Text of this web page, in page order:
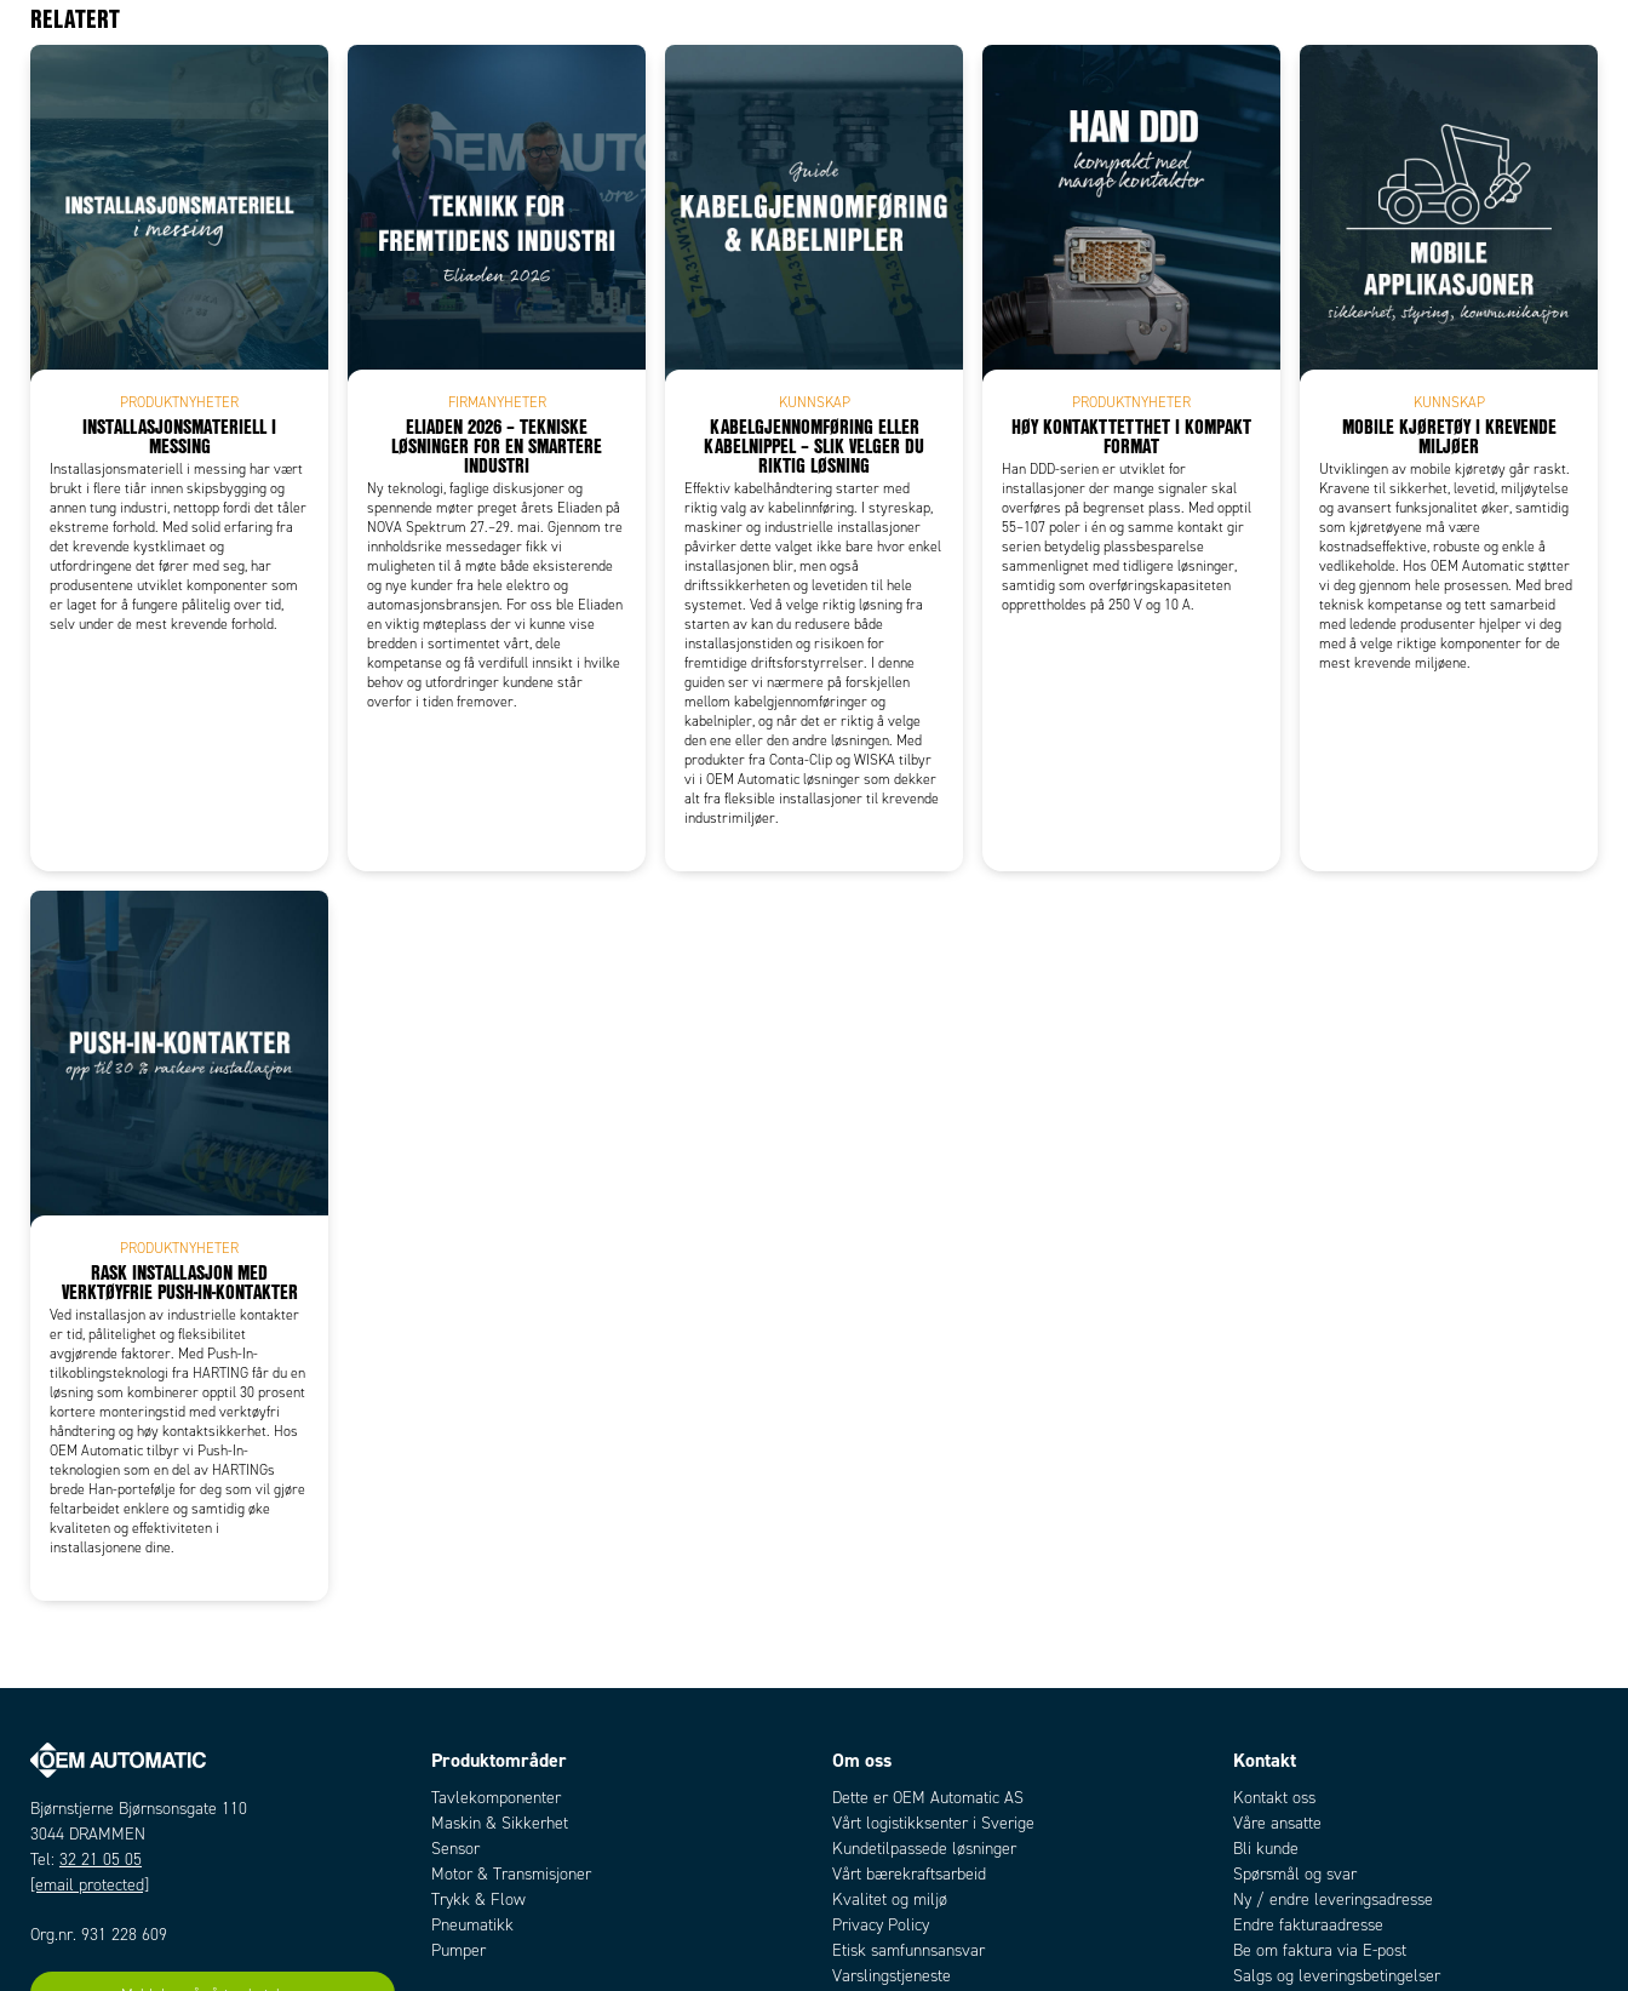
Add to existing cart row Add as new cart row
RELATERT
PRODUKTNYHETER
INSTALLASJONSMATERIELL I
MESSING
Installasjonsmateriell i messing har vært
brukt i flere tiår innen skipsbygging og
annen tung industri, nettopp fordi det tåler
ekstreme forhold. Med solid erfaring fra
det krevende kystklimaet og
utfordringene det fører med seg, har
produsentene utviklet komponenter som
er laget for å fungere pålitelig over tid,
selv under de mest krevende forhold.
FIRMANYHETER
ELIADEN 2026 – TEKNISKE
LØSNINGER FOR EN SMARTERE
INDUSTRI
Ny teknologi, faglige diskusjoner og
spennende møter preget årets Eliaden på
NOVA Spektrum 27.–29. mai. Gjennom tre
innholdsrike messedager fikk vi
muligheten til å møte både eksisterende
og nye kunder fra hele elektro og
automasjonsbransjen. For oss ble Eliaden
en viktig møteplass der vi kunne vise
bredden i sortimentet vårt, dele
kompetanse og få verdifull innsikt i hvilke
behov og utfordringer kundene står
overfor i tiden fremover.
KUNNSKAP
KABELGJENNOMFØRING ELLER
KABELNIPPEL – SLIK VELGER DU
RIKTIG LØSNING
Effektiv kabelhåndtering starter med
riktig valg av kabelinnføring. I styreskap,
maskiner og industrielle installasjoner
påvirker dette valget ikke bare hvor enkel
installasjonen blir, men også
driftssikkerheten og levetiden til hele
systemet. Ved å velge riktig løsning fra
starten av kan du redusere både
installasjonstiden og risikoen for
fremtidige driftsforstyrrelser. I denne
guiden ser vi nærmere på forskjellen
mellom kabelgjennomføringer og
kabelnipler, og når det er riktig å velge
den ene eller den andre løsningen. Med
produkter fra Conta-Clip og WISKA tilbyr
vi i OEM Automatic løsninger som dekker
alt fra fleksible installasjoner til krevende
industrimiljøer.
PRODUKTNYHETER
HØY KONTAKTTETTHET I KOMPAKT
FORMAT
Han DDD-serien er utviklet for
installasjoner der mange signaler skal
overføres på begrenset plass. Med opptil
55–107 poler i én og samme kontakt gir
serien betydelig plassbesparelse
sammenlignet med tidligere løsninger,
samtidig som overføringskapasiteten
opprettholdes på 250 V og 10 A.
KUNNSKAP
MOBILE KJØRETØY I KREVENDE
MILJØER
Utviklingen av mobile kjøretøy går raskt.
Kravene til sikkerhet, levetid, miljøytelse
og avansert funksjonalitet øker, samtidig
som kjøretøyene må være
kostnadseffektive, robuste og enkle å
vedlikeholde. Hos OEM Automatic støtter
vi deg gjennom hele prosessen. Med bred
teknisk kompetanse og tett samarbeid
med ledende produsenter hjelper vi deg
med å velge riktige komponenter for de
mest krevende miljøene.
PRODUKTNYHETER
RASK INSTALLASJON MED
VERKTØYFRIE PUSH-IN-KONTAKTER
Ved installasjon av industrielle kontakter
er tid, pålitelighet og fleksibilitet
avgjørende faktorer. Med Push-In-
tilkoblingsteknologi fra HARTING får du en
løsning som kombinerer opptil 30 prosent
kortere monteringstid med verktøyfri
håndtering og høy kontaktsikkerhet. Hos
OEM Automatic tilbyr vi Push-In-
teknologien som en del av HARTINGs
brede Han-portefølje for deg som vil gjøre
feltarbeidet enklere og samtidig øke
kvaliteten og effektiviteten i
installasjonene dine.
Bjørnstjerne Bjørnsonsgate 110
3044 DRAMMEN
Tel: 32 21 05 05
[email protected]
Org.nr. 931 228 609
Produktområder
Tavlekomponenter
Maskin & Sikkerhet
Sensor
Motor & Transmisjoner
Trykk & Flow
Pneumatikk
Pumper
Om oss
Dette er OEM Automatic AS
Vårt logistikksenter i Sverige
Kundetilpassede løsninger
Vårt bærekraftsarbeid
Kvalitet og miljø
Privacy Policy
Etisk samfunnsansvar
Varslingstjeneste
Kontakt
Kontakt oss
Våre ansatte
Bli kunde
Spørsmål og svar
Ny / endre leveringsadresse
Endre fakturaadresse
Be om faktura via E-post
Salgs og leveringsbetingelser